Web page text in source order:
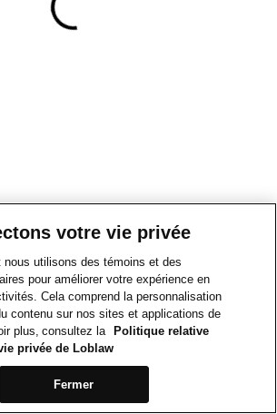
votre vie privée
nous utilisons des témoins et des
pour améliorer votre expérience en
Cela comprend la personnalisation
contenu sur nos sites et applications de
plus, consultez la
Politique relative
privée de Loblaw
Fermer